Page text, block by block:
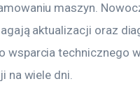
maszyn.
aktualizacji oraz
wsparcia technicznego
na wiele dni.